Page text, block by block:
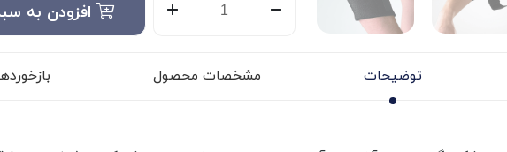
افزودن به
توضیحات مشخصات محصول